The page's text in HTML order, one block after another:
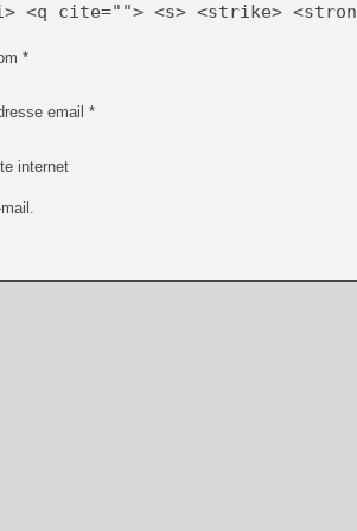
<q cite=""> <s> <strike>
*
email *
internet